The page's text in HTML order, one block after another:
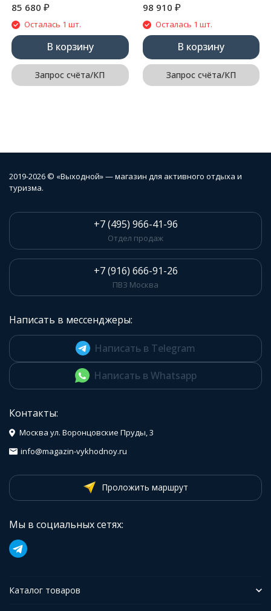
85 680 ₽
Осталась 1 шт.
В корзину
Запрос счёта/КП
98 910 ₽
Осталась 1 шт.
В корзину
Запрос счёта/КП
2019-2026 © «Выходной» — магазин для активного отдыха и
туризма.
+7 (495) 966-41-96
Отдел продаж
+7 (916) 666-91-26
ПВЗ Москва
Написать в мессенджеры:
Написать в Telegram
Написать в Whatsapp
Контакты:
Москва ул. Воронцовские Пруды, 3
info@magazin-vykhodnoy.ru
Проложить маршрут
Мы в социальных сетях:
Каталог товаров